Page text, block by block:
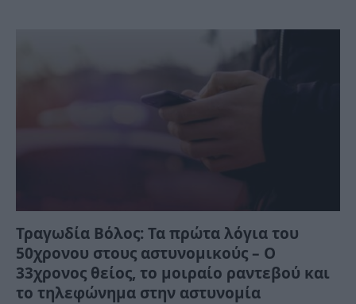
Τραγωδία Βόλος: Τα πρώτα λόγια του
50χρονου στους αστυνομικούς – Ο
33χρονος θείος, το μοιραίο ραντεβού και
το τηλεφώνημα στην αστυνομία